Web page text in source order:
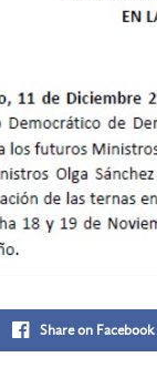
Share on Facebook